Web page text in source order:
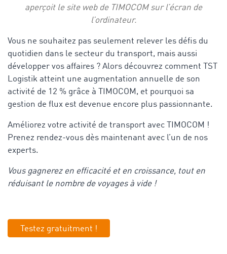
aperçoit le site web de TIMOCOM sur l’écran de
l’ordinateur.
Vous ne souhaitez pas seulement relever les défis du
quotidien dans le secteur du transport, mais aussi
développer vos affaires ? Alors découvrez comment TST
Logistik atteint une augmentation annuelle de son
activité de 12 % grâce à TIMOCOM, et pourquoi sa
gestion de flux est devenue encore plus passionnante.
Améliorez votre activité de transport avec TIMOCOM !
Prenez rendez-vous dès maintenant avec l’un de nos
experts.
Vous gagnerez en efficacité et en croissance, tout en
réduisant le nombre de voyages à vide !
Testez gratuitment !